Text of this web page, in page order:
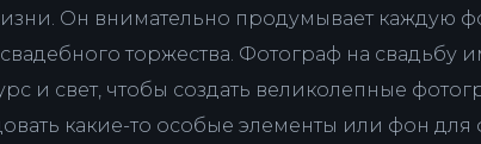
Он внимательно продумывает каждую
торжества. Фотограф на
и свет, чтобы создать великолепные
какие-то особые элементы или фон для